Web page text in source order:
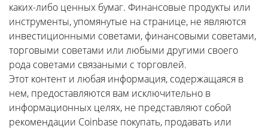
каких-либо ценных бумаг. Финансовые продукты или
инструменты, упомянутые на странице, не являются
инвестиционными советами, финансовыми советами,
торговыми советами или любыми другими своего
рода советами связаными с торговлей.
Этот контент и любая информация, содержащаяся в
нем, предоставляются вам исключительно в
информационных целях, не представляют собой
рекомендации Coinbase покупать, продавать или